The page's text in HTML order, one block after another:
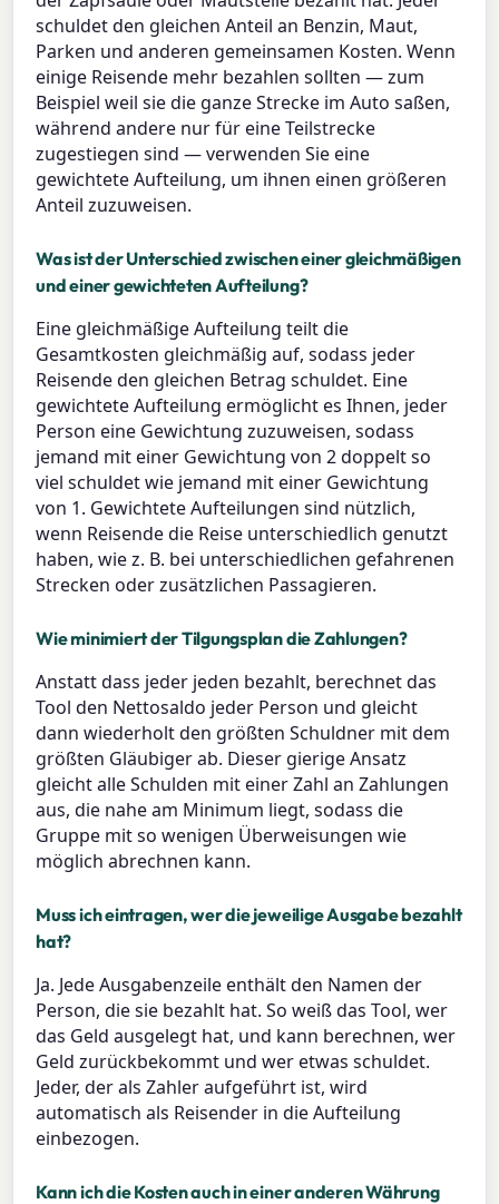
schuldet den gleichen Anteil an Benzin, Maut,
Parken und anderen gemeinsamen Kosten. Wenn
einige Reisende mehr bezahlen sollten — zum
Beispiel weil sie die ganze Strecke im Auto saßen,
während andere nur für eine Teilstrecke
zugestiegen sind — verwenden Sie eine
gewichtete Aufteilung, um ihnen einen größeren
Anteil zuzuweisen.
Was ist der Unterschied zwischen einer gleichmäßigen
und einer gewichteten Aufteilung?
Eine gleichmäßige Aufteilung teilt die
Gesamtkosten gleichmäßig auf, sodass jeder
Reisende den gleichen Betrag schuldet. Eine
gewichtete Aufteilung ermöglicht es Ihnen, jeder
Person eine Gewichtung zuzuweisen, sodass
jemand mit einer Gewichtung von 2 doppelt so
viel schuldet wie jemand mit einer Gewichtung
von 1. Gewichtete Aufteilungen sind nützlich,
wenn Reisende die Reise unterschiedlich genutzt
haben, wie z. B. bei unterschiedlichen gefahrenen
Strecken oder zusätzlichen Passagieren.
Wie minimiert der Tilgungsplan die Zahlungen?
Anstatt dass jeder jeden bezahlt, berechnet das
Tool den Nettosaldo jeder Person und gleicht
dann wiederholt den größten Schuldner mit dem
größten Gläubiger ab. Dieser gierige Ansatz
gleicht alle Schulden mit einer Zahl an Zahlungen
aus, die nahe am Minimum liegt, sodass die
Gruppe mit so wenigen Überweisungen wie
möglich abrechnen kann.
Muss ich eintragen, wer die jeweilige Ausgabe bezahlt
hat?
Ja. Jede Ausgabenzeile enthält den Namen der
Person, die sie bezahlt hat. So weiß das Tool, wer
das Geld ausgelegt hat, und kann berechnen, wer
Geld zurückbekommt und wer etwas schuldet.
Jeder, der als Zahler aufgeführt ist, wird
automatisch als Reisender in die Aufteilung
einbezogen.
Kann ich die Kosten auch in einer anderen Währung